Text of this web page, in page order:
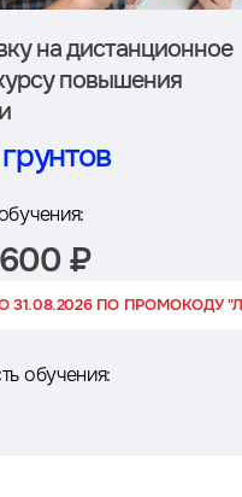
на дистан­ционное
повышения
₽
31.08.2026 ПО ПРОМОКОДУ
обучения: